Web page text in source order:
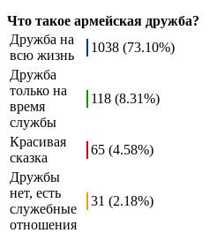
Что такое армейская дружба?
Дружба на
всю жизнь
1038 (73.10%)
Дружба
только на
время
службы
118 (8.31%)
Красивая
сказка
65 (4.58%)
Дружбы
нет, есть
служебные
отношения
31 (2.18%)